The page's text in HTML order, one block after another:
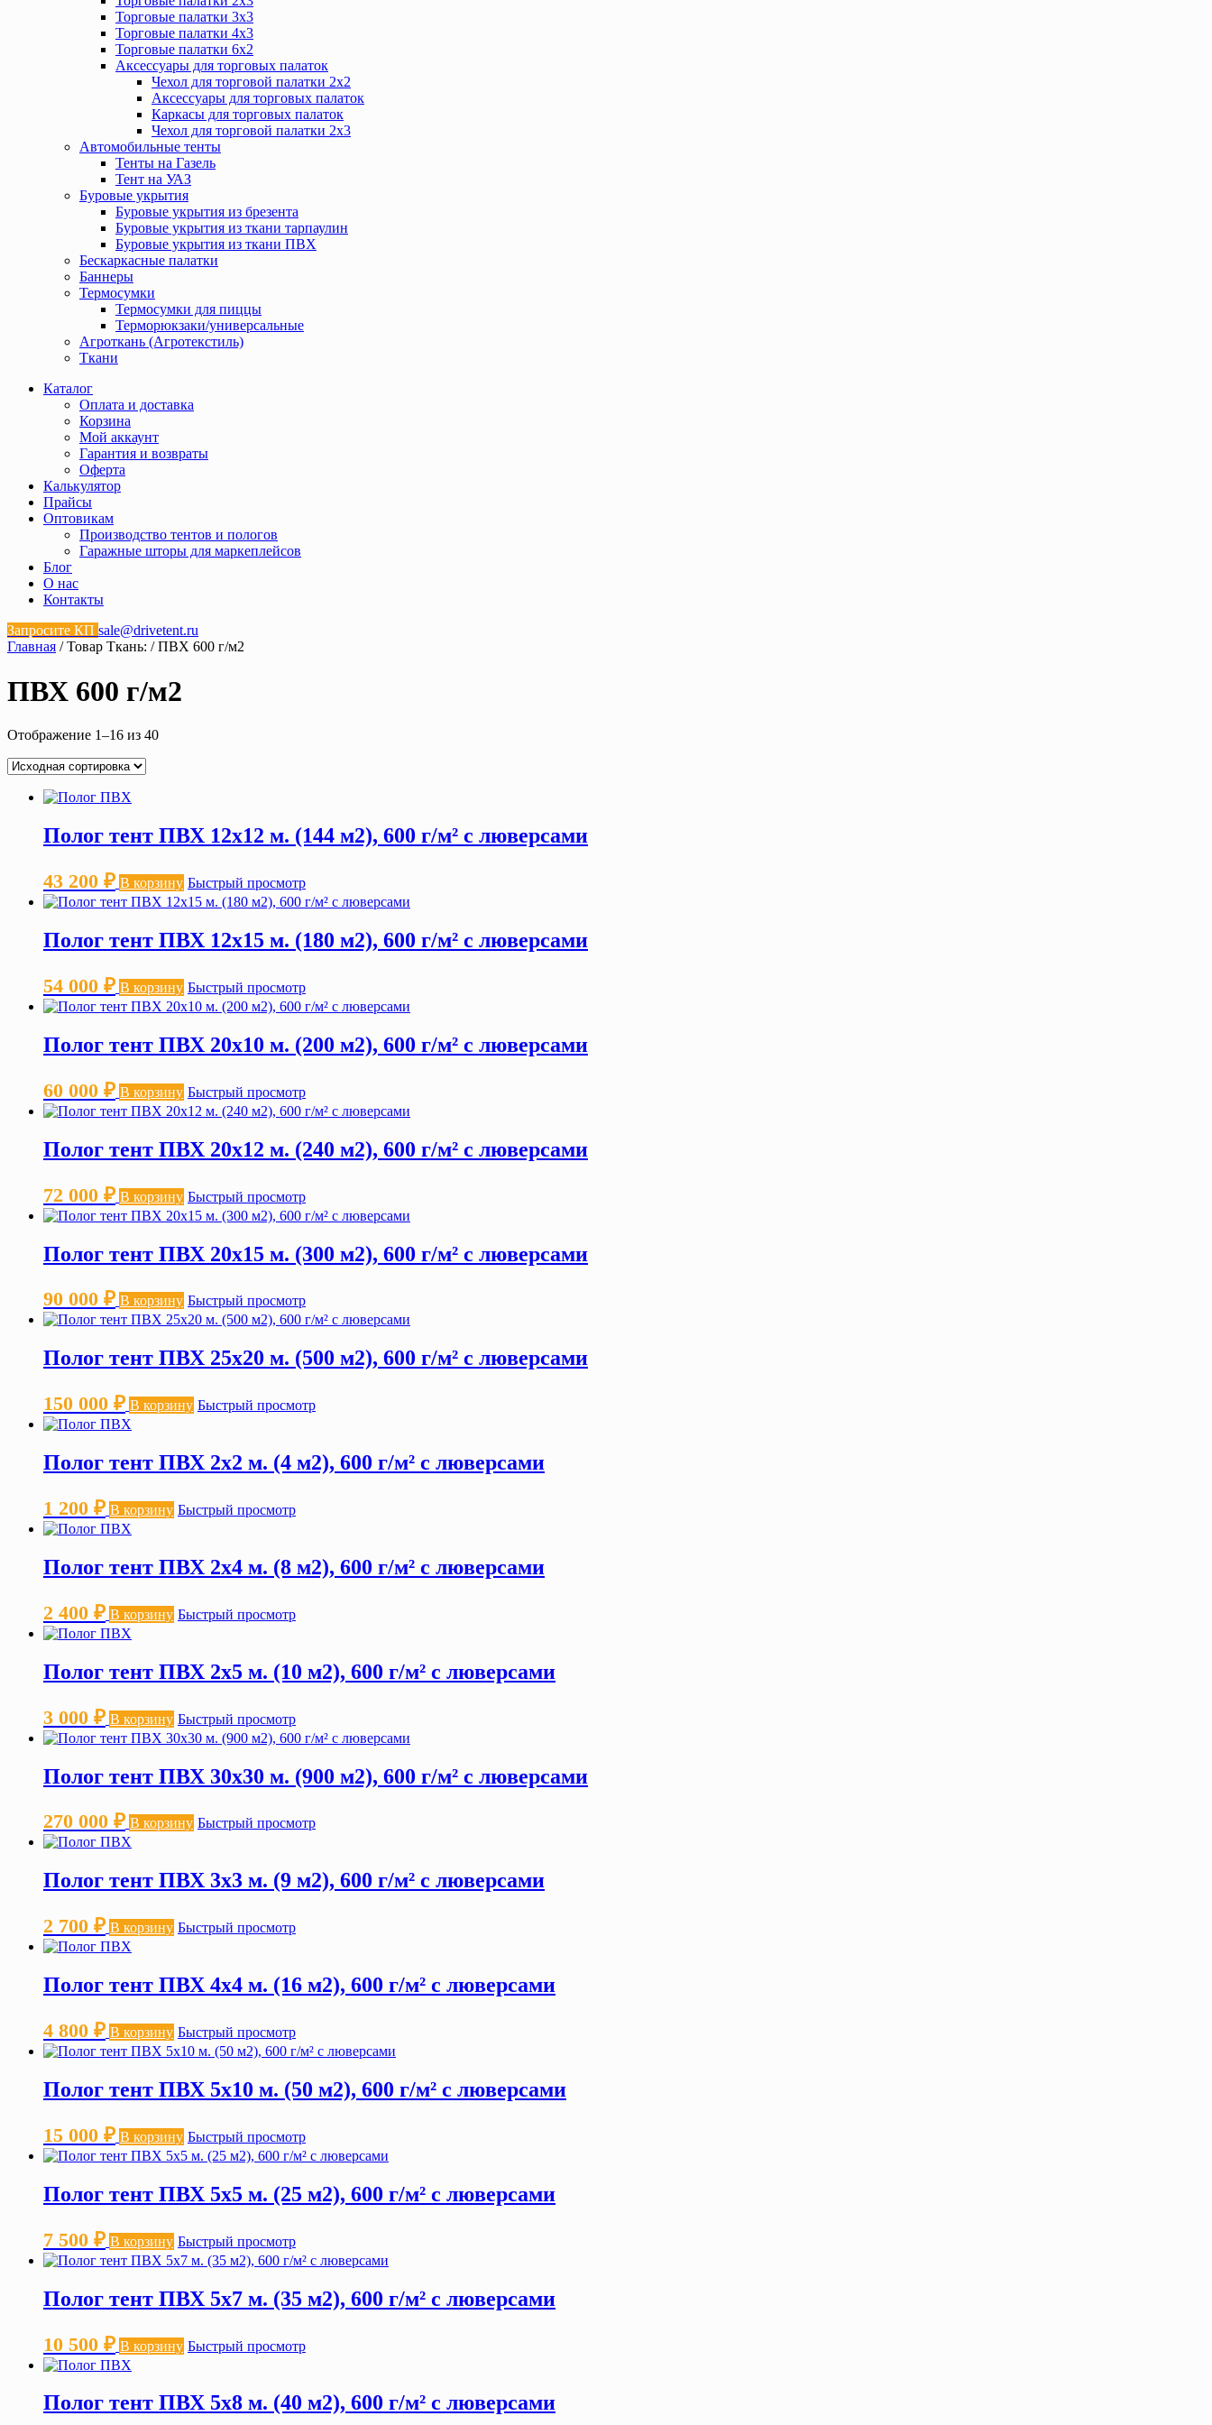
Торговые палатки 3х3
Торговые палатки 4х3
Торговые палатки 6х2
Аксессуары для торговых палаток
Чехол для торговой палатки 2х2
Аксессуары для торговых палаток
Каркасы для торговых палаток
Чехол для торговой палатки 2х3
Автомобильные тенты
Тенты на Газель
Тент на УАЗ
Буровые укрытия
Буровые укрытия из брезента
Буровые укрытия из ткани тарпаулин
Буровые укрытия из ткани ПВХ
Бескаркасные палатки
Баннеры
Термосумки
Термосумки для пиццы
Терморюкзаки/универсальные
Агроткань (Агротекстиль)
Ткани
Каталог
Оплата и доставка
Корзина
Мой аккаунт
Гарантия и возвраты
Оферта
Калькулятор
Прайсы
Оптовикам
Производство тентов и пологов
Гаражные шторы для маркеплейсов
Блог
О нас
Контакты
Запросите КП sale@drivetent.ru
Главная / Товар Ткань: / ПВХ 600 г/м2
ПВХ 600 г/м2
Отображение 1–16 из 40
Полог тент ПВХ 12х12 м. (144 м2), 600 г/м² с люверсами
43 200 ₽ В корзину Быстрый просмотр
Полог тент ПВХ 12х15 м. (180 м2), 600 г/м² с люверсами
54 000 ₽ В корзину Быстрый просмотр
Полог тент ПВХ 20х10 м. (200 м2), 600 г/м² с люверсами
60 000 ₽ В корзину Быстрый просмотр
Полог тент ПВХ 20х12 м. (240 м2), 600 г/м² с люверсами
72 000 ₽ В корзину Быстрый просмотр
Полог тент ПВХ 20х15 м. (300 м2), 600 г/м² с люверсами
90 000 ₽ В корзину Быстрый просмотр
Полог тент ПВХ 25х20 м. (500 м2), 600 г/м² с люверсами
150 000 ₽ В корзину Быстрый просмотр
Полог тент ПВХ 2х2 м. (4 м2), 600 г/м² с люверсами
1 200 ₽ В корзину Быстрый просмотр
Полог тент ПВХ 2х4 м. (8 м2), 600 г/м² с люверсами
2 400 ₽ В корзину Быстрый просмотр
Полог тент ПВХ 2х5 м. (10 м2), 600 г/м² с люверсами
3 000 ₽ В корзину Быстрый просмотр
Полог тент ПВХ 30х30 м. (900 м2), 600 г/м² с люверсами
270 000 ₽ В корзину Быстрый просмотр
Полог тент ПВХ 3х3 м. (9 м2), 600 г/м² с люверсами
2 700 ₽ В корзину Быстрый просмотр
Полог тент ПВХ 4х4 м. (16 м2), 600 г/м² с люверсами
4 800 ₽ В корзину Быстрый просмотр
Полог тент ПВХ 5х10 м. (50 м2), 600 г/м² с люверсами
15 000 ₽ В корзину Быстрый просмотр
Полог тент ПВХ 5х5 м. (25 м2), 600 г/м² с люверсами
7 500 ₽ В корзину Быстрый просмотр
Полог тент ПВХ 5х7 м. (35 м2), 600 г/м² с люверсами
10 500 ₽ В корзину Быстрый просмотр
Полог тент ПВХ 5х8 м. (40 м2), 600 г/м² с люверсами